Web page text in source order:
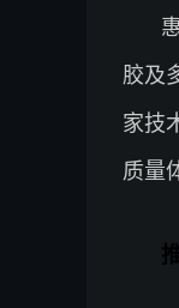
胶及
家技
质量